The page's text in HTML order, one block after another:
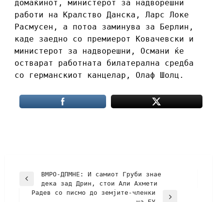
домаќинот, министерот за надворешни
работи на Кралство Данска, Ларс Локе
Расмусен, а потоа заминува за Берлин,
каде заедно со премиерот Ковачевски и
министерот за надворешни, Османи ќе
остварат работната билатерална средба
со германскиот канцелар, Олаф Шолц.
ВМРО-ДПМНЕ: И самиот Груби знае
дека зад Дрин, стои Али Ахмети
Радев со писмо до земјите-членки